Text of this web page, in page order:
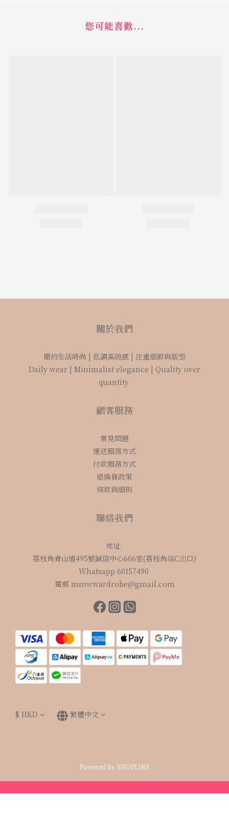
您可能喜歡...
關於我們
簡約生活時尚 | 低調高級感 | 注重細節與版型
Daily wear | Minimalist elegance | Quality over
quantity
顧客服務
常見問題
運送服務方式
付款服務方式
退換貨政策
條款與細則
聯絡我們
地址
荔枝角青山道495號誠信中心606室(荔枝角站C岀口)
Whatsapp 60157490
電郵 mmwwardrobe@gmail.com
$ HKD 繁體中文
Powered by SHOPLINE